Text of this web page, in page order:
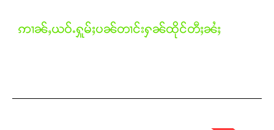
ဢၢၼ်ႇယဝ်ႉႁူမ်ႈပၼ်တၢင်းႁၼ်ထိုင်တီႈၼႆႈ